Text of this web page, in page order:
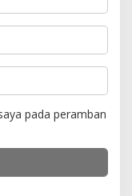
pada peramban